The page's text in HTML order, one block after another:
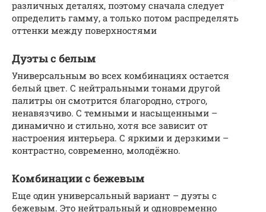
различных деталях, поэтому сначала следует
определить гамму, а только потом распределять
оттенки между поверхностями
Дуэты с белым
Универсальным во всех комбинациях остается
белый цвет. С нейтральными тонами другой
палитры он смотрится благородно, строго,
ненавязчиво. С темными и насыщенными –
динамично и стильно, хотя все зависит от
настроения интерьера. С яркими и дерзкими –
контрастно, современно, молодёжно.
Комбинации с бежевым
Еще один универсальный вариант – дуэты с
бежевым. Это нейтральный и одновременно